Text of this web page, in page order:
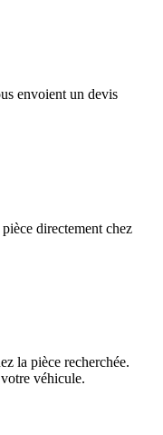
envoient un devis
directement chez
la pièce recherchée.
véhicule.